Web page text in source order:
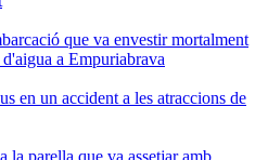
que va envestir mortalment
a Empuriabrava
en un accident a les atraccions de